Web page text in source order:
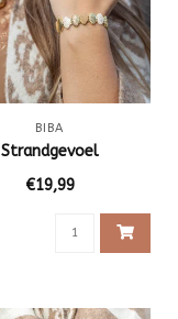
BIBA
Strandgevoel
€19,99